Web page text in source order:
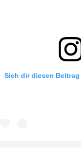
Sieh dir diesen